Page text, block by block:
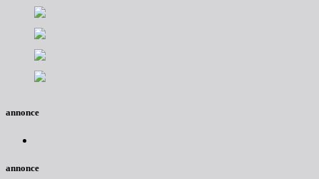
annonce
annonce